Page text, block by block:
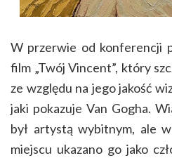
W przerwie od konferencji
film „Twój Vincent”, który
ze względu na jego jakość
jaki pokazuje Van Gogha.
był artystą wybitnym, ale
miejscu ukazano go jako